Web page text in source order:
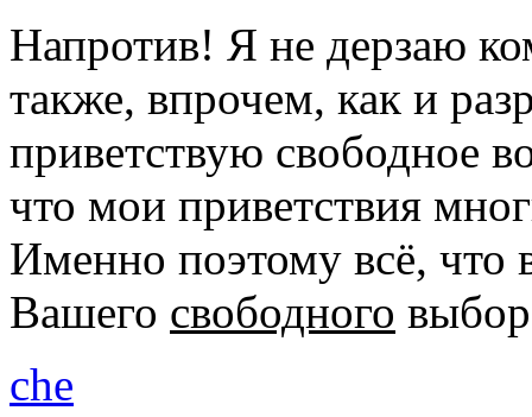
Напротив! Я не дерзаю
также, впрочем, как и
приветствую свободное
что мои приветствия
Именно поэтому всё, что
Вашего свободного
che